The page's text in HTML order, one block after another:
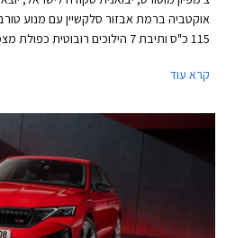
קרא עוד